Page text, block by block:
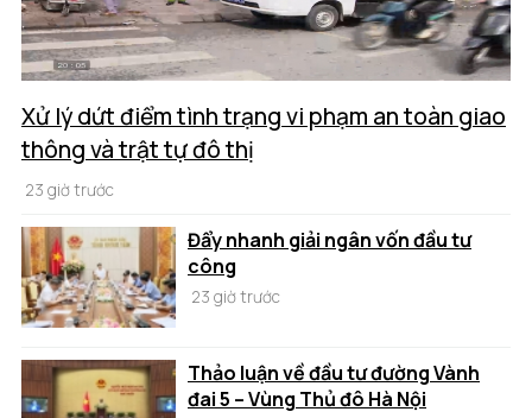
Xử lý dứt điểm tình trạng vi phạm an toàn giao
thông và trật tự đô thị
23 giờ trước
Đẩy nhanh giải ngân vốn đầu tư
công
23 giờ trước
Thảo luận về đầu tư đường Vành
đai 5 – Vùng Thủ đô Hà Nội